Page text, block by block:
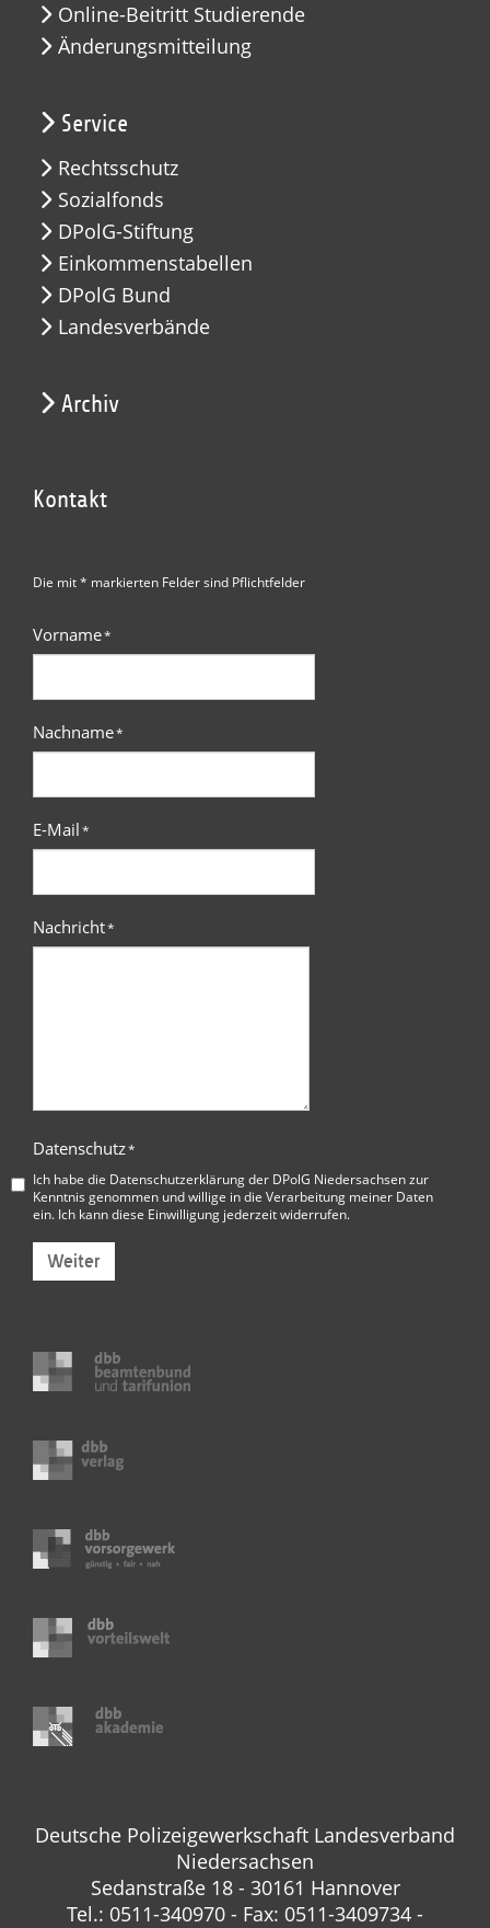
Online-Beitritt Studierende
Änderungsmitteilung
Service
Rechtsschutz
Sozialfonds
DPolG-Stiftung
Einkommenstabellen
DPolG Bund
Landesverbände
Archiv
Kontakt
Die mit * markierten Felder sind Pflichtfelder
Vorname*
Nachname*
E-Mail*
Nachricht*
Datenschutz*
Ich habe die Datenschutzerklärung der DPolG Niedersachsenzur
Kenntnis genommen und willige in die Verarbeitung meiner Daten
ein. Ich kann diese Einwilligung jederzeit widerrufen.
Weiter
Deutsche Polizeigewerkschaft Landesverband
Niedersachsen
Sedanstraße 18 - 30161 Hannover
Tel.: 0511-340970 - Fax: 0511-3409734 -